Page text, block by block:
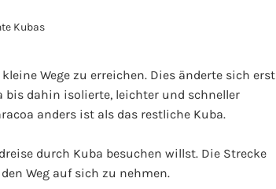
Wege zu erreichen. Dies änderte sich erst
bis dahin isolierte, leichter und schneller
anders ist als das restliche Kuba.
durch Kuba besuchen willst. Die Strecke
Weg auf sich zu nehmen.